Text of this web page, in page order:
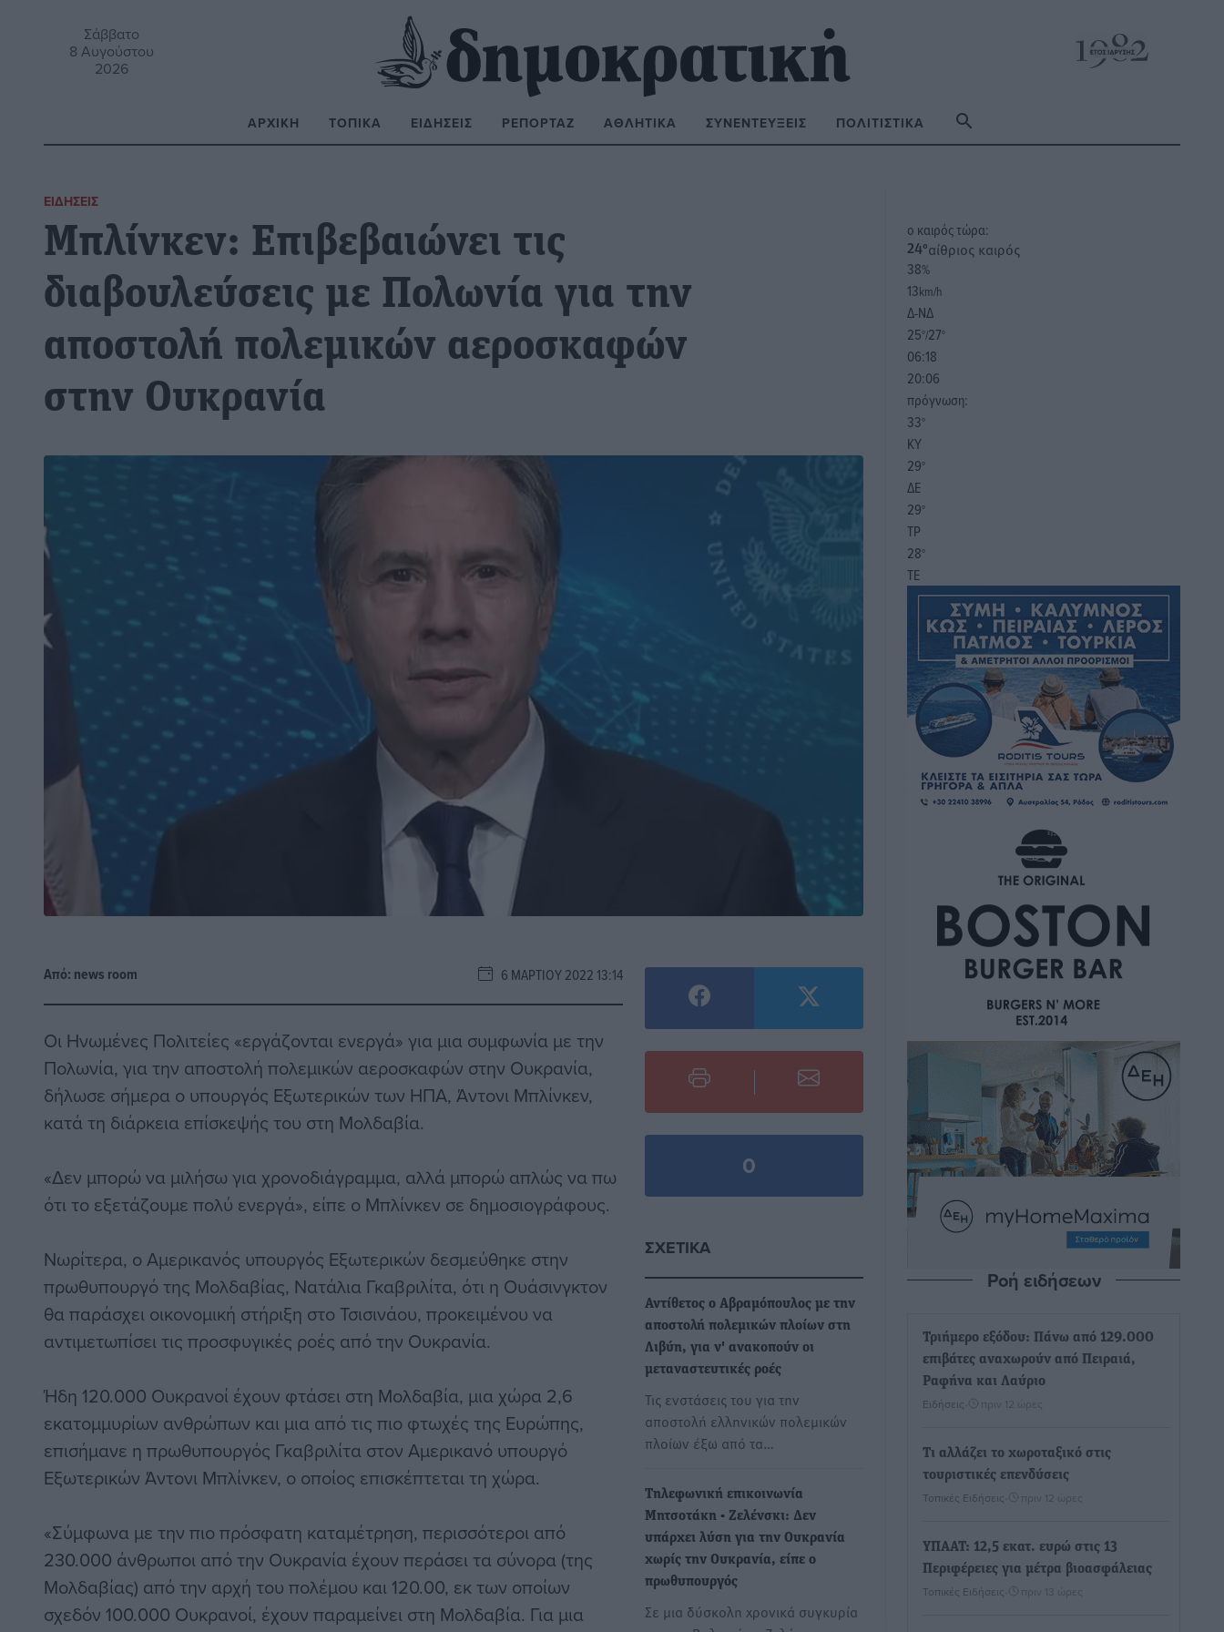
Σάββατο
8 Αυγούστου
2026
ΑΡΧΙΚΉ ΤΟΠΙΚΆ ΕΙΔΉΣΕΙΣ ΡΕΠΟΡΤΆΖ ΑΘΛΗΤΙΚΆ ΣΥΝΕΝΤΕΎΞΕΙΣ ΠΟΛΙΤΙΣΤΙΚΆ
ΕΙΔΉΣΕΙΣ
Μπλίνκεν: Επιβεβαιώνει τις
διαβουλεύσεις με Πολωνία για την
αποστολή πολεμικών αεροσκαφών
στην Ουκρανία
Από: news room 6 ΜΑΡΤΊΟΥ 2022 13:14
Οι Ηνωμένες Πολιτείες «εργάζονται ενεργά» για μια συμφωνία με την
Πολωνία, για την αποστολή πολεμικών αεροσκαφών στην Ουκρανία,
δήλωσε σήμερα ο υπουργός Εξωτερικών των ΗΠΑ, Άντονι Μπλίνκεν,
κατά τη διάρκεια επίσκεψής του στη Μολδαβία.
«Δεν μπορώ να μιλήσω για χρονοδιάγραμμα, αλλά μπορώ απλώς να πω
ότι το εξετάζουμε πολύ ενεργά», είπε ο Μπλίνκεν σε δημοσιογράφους.
Νωρίτερα, ο Αμερικανός υπουργός Εξωτερικών δεσμεύθηκε στην
πρωθυπουργό της Μολδαβίας, Νατάλια Γκαβριλίτα, ότι η Ουάσινγκτον
θα παράσχει οικονομική στήριξη στο Τσισινάου, προκειμένου να
αντιμετωπίσει τις προσφυγικές ροές από την Ουκρανία.
Ήδη 120.000 Ουκρανοί έχουν φτάσει στη Μολδαβία, μια χώρα 2,6
εκατομμυρίων ανθρώπων και μια από τις πιο φτωχές της Ευρώπης,
επισήμανε η πρωθυπουργός Γκαβριλίτα στον Αμερικανό υπουργό
Εξωτερικών Άντονι Μπλίνκεν, ο οποίος επισκέπτεται τη χώρα.
«Σύμφωνα με την πιο πρόσφατη καταμέτρηση, περισσότεροι από
230.000 άνθρωποι από την Ουκρανία έχουν περάσει τα σύνορα (της
Μολδαβίας) από την αρχή του πολέμου και 120.00, εκ των οποίων
σχεδόν 100.000 Ουκρανοί, έχουν παραμείνει στη Μολδαβία. Για μια
0
ΣΧΕΤΙΚΆ
Αντίθετος ο Αβραμόπουλος με την
αποστολή πολεμικών πλοίων στη
Λιβύη, για ν' ανακοπούν οι
μεταναστευτικές ροές
Τις ενστάσεις του για την
αποστολή ελληνικών πολεμικών
πλοίων έξω από τα…
Τηλεφωνική επικοινωνία
Μητσοτάκη - Ζελένσκι: Δεν
υπάρχει λύση για την Ουκρανία
χωρίς την Ουκρανία, είπε ο
πρωθυπουργός
Σε μια δύσκολη χρονικά συγκυρία
o καιρός τώρα:
24°αίθριος καιρός
38%
13km/h
Δ-ΝΔ
25°/27°
06:18
20:06
πρόγνωση:
33°
ΚΥ
29°
ΔΕ
29°
ΤΡ
28°
ΤΕ
Ροή ειδήσεων
Τριήμερο εξόδου: Πάνω από 129.000
επιβάτες αναχωρούν από Πειραιά,
Ραφήνα και Λαύριο
Ειδήσεις πριν 12 ώρες
Τι αλλάζει το χωροταξικό στις
τουριστικές επενδύσεις
Τοπικές Ειδήσεις πριν 12 ώρες
ΥΠΑΑΤ: 12,5 εκατ. ευρώ στις 13
Περιφέρειες για μέτρα βιοασφάλειας
Τοπικές Ειδήσεις πριν 13 ώρες